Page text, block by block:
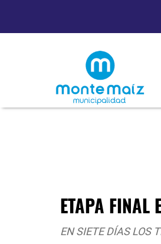
ETAPA FINAL
EN SIETE DÍAS LOS